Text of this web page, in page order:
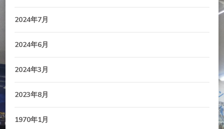
2024年7月
2024年6月
2024年3月
2023年8月
1970年1月